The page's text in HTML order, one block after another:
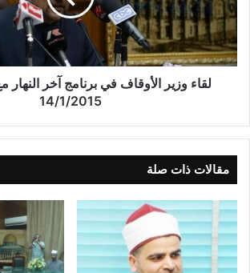
لقاء وزير الأوقاف في برنامج آخر
14/1/2015
مقالات ذات صلة